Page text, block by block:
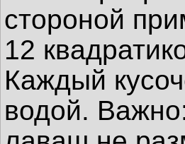
стороной
12
Каждый
водой.